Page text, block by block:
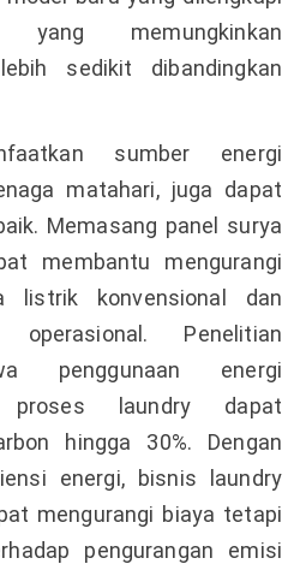
yang memungkinkan
sedikit dibandingkan
sumber energi
matahari, juga dapat
Memasang panel surya
membantu mengurangi
listrik konvensional dan
operasional. Penelitian
penggunaan energi
proses laundry dapat
hingga 30%. Dengan
energi, bisnis laundry
mengurangi biaya tetapi
pengurangan emisi